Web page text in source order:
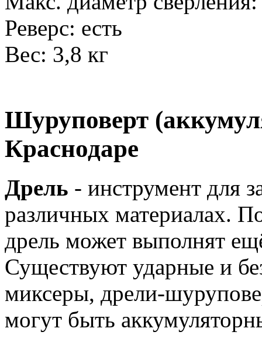
Реверс: есть
Вес: 3,8 кг
Шуруповерт
Краснодаре
Дрель - инструмент для
различных материалах.
дрель может выполнят
Существуют ударные и
миксеры, дрели-
могут быть